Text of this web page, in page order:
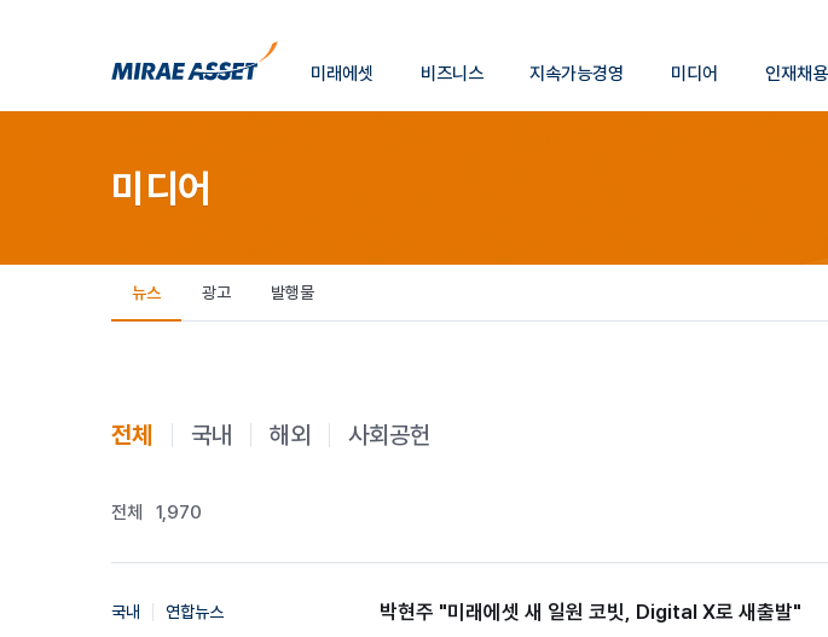
미래에셋 비즈니스 지속가능경영 미디어 인재채용
미디어
뉴스 광고 발행물
전체 국내 해외 사회공헌
전체 1,970
국내 연합뉴스 박현주 "미래에셋 새 일원 코빗, Digital X로 새출발"